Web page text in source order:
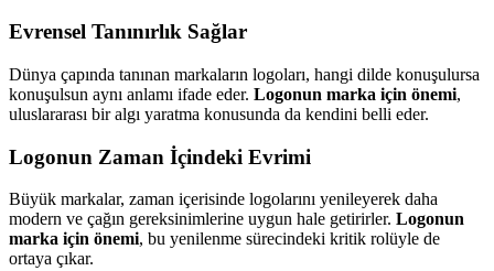
Evrensel Tanınırlık Sağlar
Dünya çapında tanınan markaların logoları, hangi dilde konuşulursa
konuşulsun aynı anlamı ifade eder. Logonun marka için önemi,
uluslararası bir algı yaratma konusunda da kendini belli eder.
Logonun Zaman İçindeki Evrimi
Büyük markalar, zaman içerisinde logolarını yenileyerek daha
modern ve çağın gereksinimlerine uygun hale getirirler. Logonun
marka için önemi, bu yenilenme sürecindeki kritik rolüyle de
ortaya çıkar.